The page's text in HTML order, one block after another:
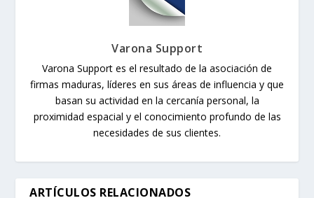
Varona Support
Varona Support es el resultado de la asociación de
firmas maduras, líderes en sus áreas de influencia y que
basan su actividad en la cercanía personal, la
proximidad espacial y el conocimiento profundo de las
necesidades de sus clientes.
ARTÍCULOS RELACIONADOS